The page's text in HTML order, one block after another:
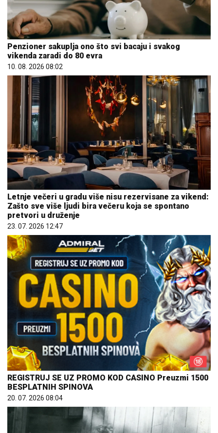
Penzioner sakuplja ono što svi bacaju i svakog
vikenda zaradi do 80 evra
10. 08. 2026 08:02
Letnje večeri u gradu više nisu rezervisane za vikend:
Zašto sve više ljudi bira večeru koja se spontano
pretvori u druženje
23. 07. 2026 12:47
REGISTRUJ SE UZ PROMO KOD CASINO Preuzmi 1500
BESPLATNIH SPINOVA
20. 07. 2026 08:04